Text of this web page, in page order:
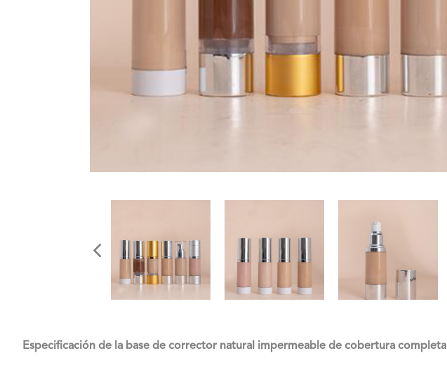
Especificación de la base de corrector natural impermeable de cobertura completa